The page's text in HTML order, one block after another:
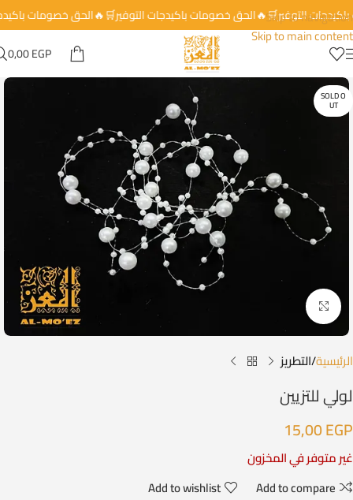
Skip to navigation
Skip to main content
التوفير🛒🔥الحق خصومات باكيدجات التوفير🛒🔥الحق خصومات
0,00EGP
SOLD O
UT
Click to enlarge
الرئيسية التطريز
لولي للتزيين
15,00EGP
غير متوفر في المخزون
Add to compare
Add to wishlist